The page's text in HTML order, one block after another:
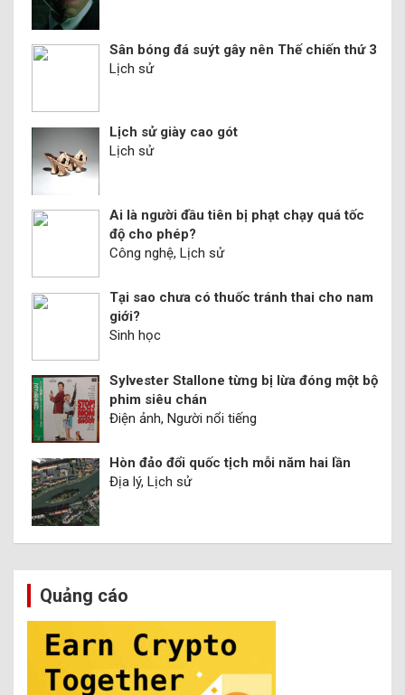
Sân bóng đá suýt gây nên Thế chiến thứ 3
Lịch sử
Lịch sử giày cao gót
Lịch sử
Ai là người đầu tiên bị phạt chạy quá tốc
độ cho phép?
Công nghệ, Lịch sử
Tại sao chưa có thuốc tránh thai cho nam
giới?
Sinh học
Sylvester Stallone từng bị lừa đóng một bộ
phim siêu chán
Điện ảnh, Người nổi tiếng
Hòn đảo đổi quốc tịch mỗi năm hai lần
Địa lý, Lịch sử
Quảng cáo